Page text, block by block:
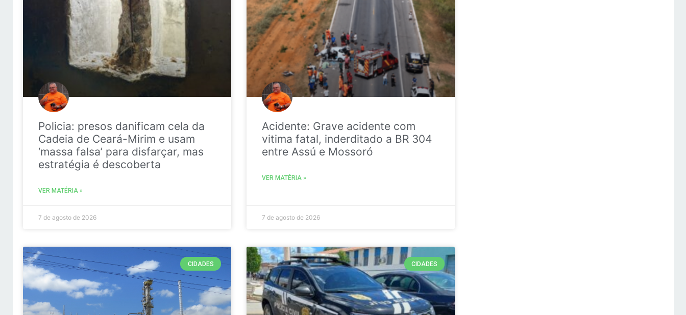
Policia: presos danificam cela da
Cadeia de Ceará-Mirim e usam
‘massa falsa’ para disfarçar, mas
estratégia é descoberta
VER MATÉRIA »
7 de agosto de 2026
Acidente: Grave acidente com
vitima fatal, inderditado a BR 304
entre Assú e Mossoró
VER MATÉRIA »
7 de agosto de 2026
CIDADES CIDADES